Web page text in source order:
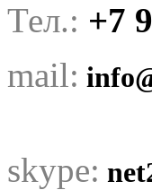
Тел.: +7
mail:
skype: